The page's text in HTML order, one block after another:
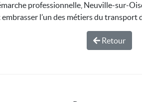
professionnelle, Neuville-sur-
l’un des métiers du transport
Retour